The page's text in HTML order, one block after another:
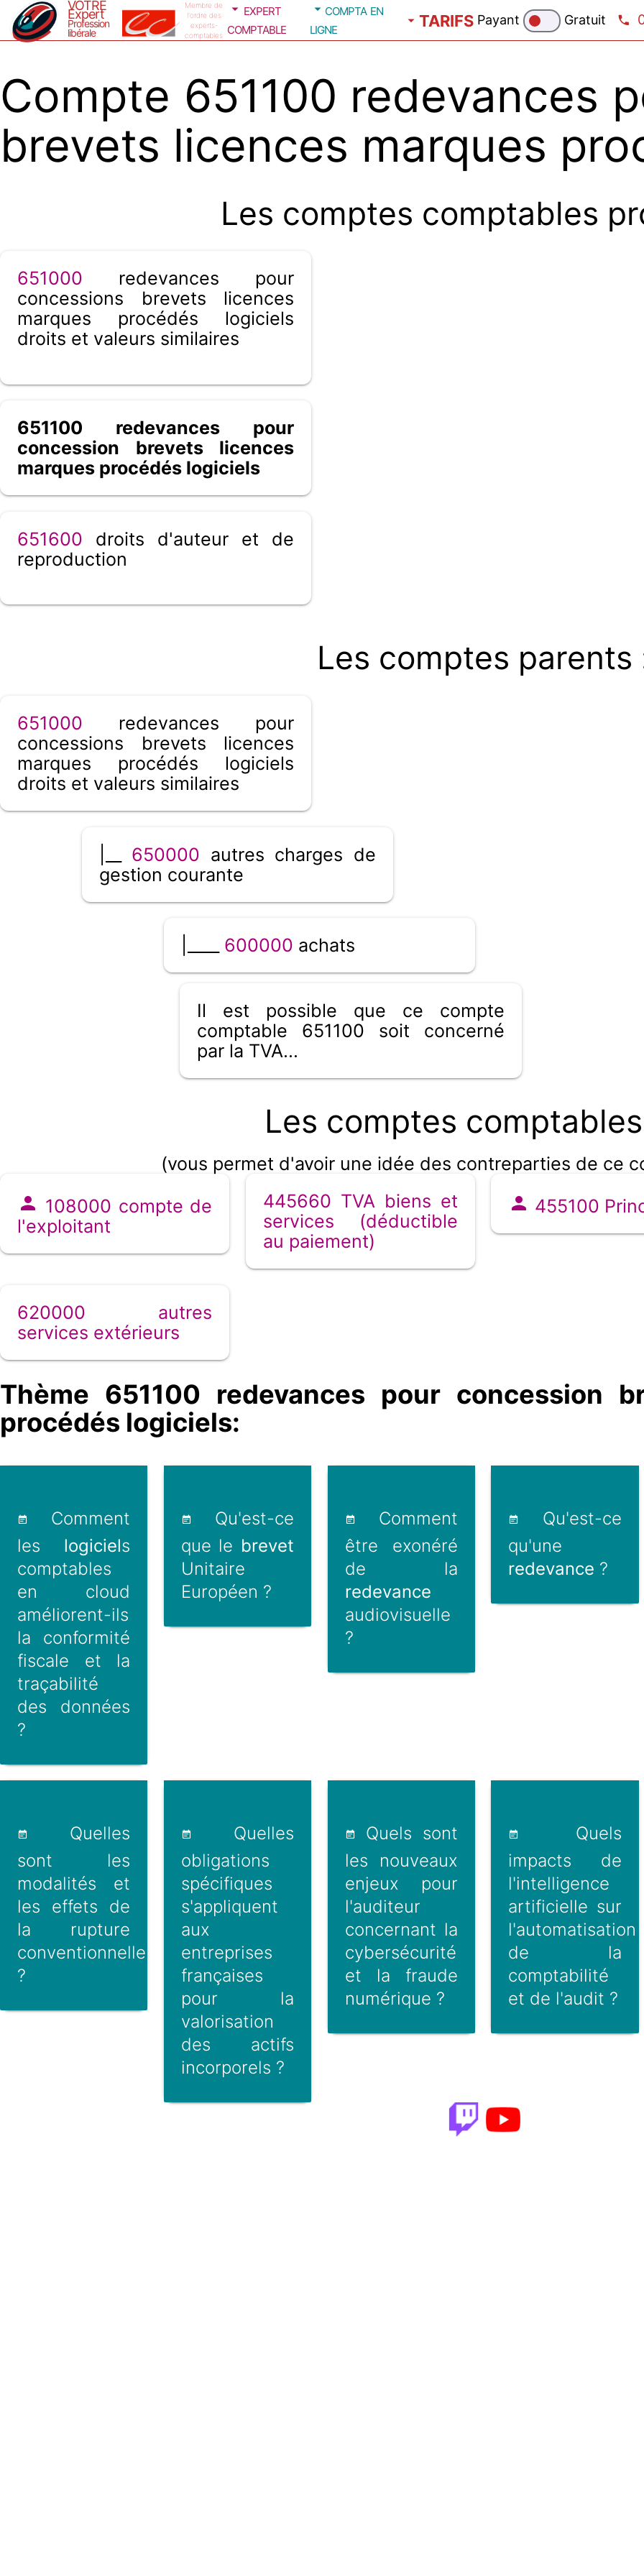
VOTRE
Expert
Profession
libérale
Membre de
l'ordre des
experts-
comptables
expert
comptable
compta en
ligne
TARIFS Payant Gratuit
Compte 651100 redevances
brevets licences marques
Les comptes comptables
651000 redevances pour
concessions brevets licences
marques procédés logiciels
droits et valeurs similaires
651100 redevances pour
concession brevets licences
marques procédés logiciels
651600 droits d'auteur et de
reproduction
Les comptes parents
651000 redevances pour
concessions brevets licences
marques procédés logiciels
droits et valeurs similaires
650000 autres charges de
gestion courante
600000 achats
Il est possible que ce compte
comptable 651100 soit concerné
par la TVA...
Les comptes
(vous permet d'avoir une idée des contreparties de ce
108000 compte de
l'exploitant
445660 TVA biens et
services (déductible
au paiement)
455100
620000 autres
services extérieurs
Thème 651100 redevances pour concession
procédés logiciels:
Comment
les logiciels
comptables
en cloud
améliorent-ils
la conformité
fiscale et la
traçabilité
des données
?
Qu'est-ce
que le brevet
Unitaire
Européen ?
Comment
être exonéré
de la
redevance
audiovisuelle
?
Qu'est-ce
qu'une
redevance ?
Quelles
sont les
modalités et
les effets de
la rupture
conventionnelle
?
Quelles
obligations
spécifiques
s'appliquent
aux
entreprises
françaises
pour la
valorisation
des actifs
incorporels ?
Quels sont
les nouveaux
enjeux pour
l'auditeur
concernant la
cybersécurité
et la fraude
numérique ?
Quels
impacts de
l'intelligence
artificielle sur
l'automatisation
de la
comptabilité
et de l'audit ?